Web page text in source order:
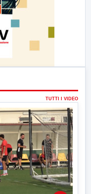
TUTTI I VIDEO